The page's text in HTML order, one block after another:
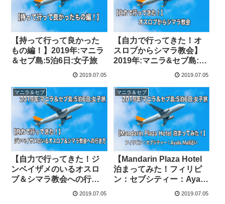
【持って行って良かった
もの編！】2019年:マニラ
＆セブ島:5泊6日:女子旅
2019.07.05
【自力で行ってきた！オ
スロブからシマラ教会】
2019年:マニラ&セブ島:5
2019.07.05
マニラ＆セブ
【自力で行ってきた！ジ
ンベイザメのいるオスロ
ブ＆シマラ教会への行き
方】2019年:マニラ&セブ
2019.07.05
マニラ＆セブ
【Mandarin Plaza Hotel
泊まってみた！フィリピ
ン：セブシティー：Ayala
Mall近い】2019年:マニラ
2019.07.05